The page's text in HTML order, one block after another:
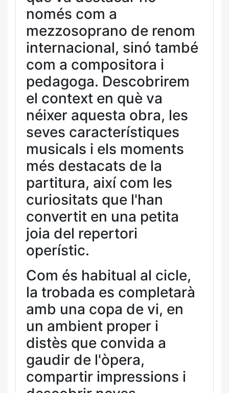
només com a
mezzosoprano de renom
internacional, sinó també
com a compositora i
pedagoga. Descobrirem
el context en què va
néixer aquesta obra, les
seves característiques
musicals i els moments
més destacats de la
partitura, així com les
curiositats que l'han
convertit en una petita
joia del repertori
operístic.
Com és habitual al cicle,
la trobada es completarà
amb una copa de vi, en
un ambient proper i
distès que convida a
gaudir de l'òpera,
compartir impressions i